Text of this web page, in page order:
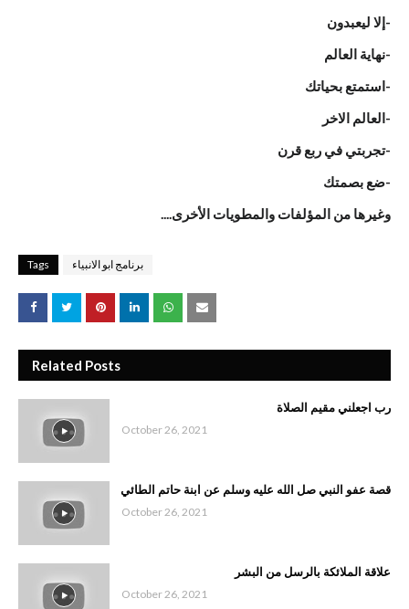
-إلا ليعبدون
-نهاية العالم
-استمتع بحياتك
-العالم الاخر
-تجربتي في ربع قرن
-ضع بصمتك
وغيرها من المؤلفات والمطويات الأخرى....
Tags برنامج ابو الانبياء
Related Posts
رب اجعلني مقيم الصلاة
October 26, 2021
قصة عفو النبي صل الله عليه وسلم عن ابنة حاتم الطائي
October 26, 2021
علاقة الملائكة بالرسل من البشر
October 26, 2021